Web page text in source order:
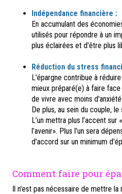
Indépendance financière :
En accumulant des
utilisés pour répondre à un
plus éclairées et d'être plus
Réduction du stress
L'épargne contribue à
mieux préparé(e) à faire
de vivre avec moins
De plus, au sein du couple,
L’un mettra plus l’accent
l’avenir». Plus l’un sera
d'accord sur un minimum
Comment faire pour
Il n'est pas nécessaire de mettre la